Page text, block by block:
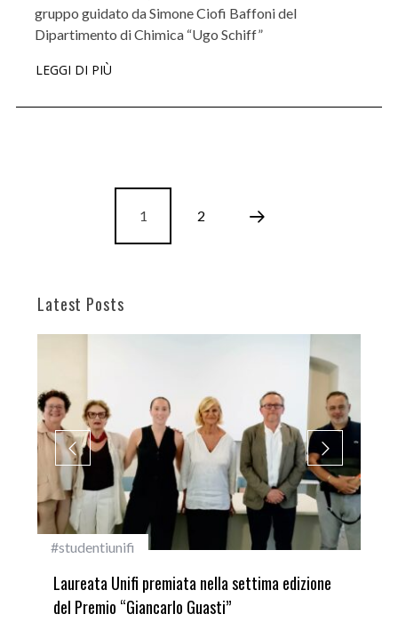
gruppo guidato da Simone Ciofi Baffoni del
Dipartimento di Chimica “Ugo Schiff”
LEGGI DI PIÙ
1 2
Latest Posts
#studentiunifi
Laureata Unifi premiata nella settima edizione
del Premio “Giancarlo Guasti”